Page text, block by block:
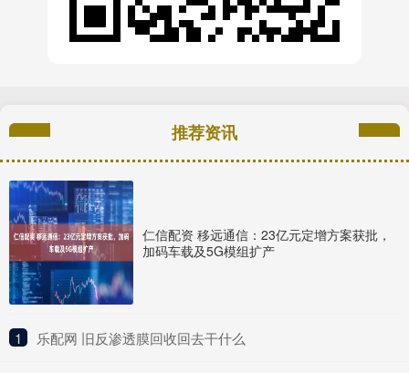
推荐资讯
仁信配资 移远通信：23亿元定增方案获批，
加码车载及5G模组扩产
1 ​乐配网 旧反渗透膜回收回去干什么